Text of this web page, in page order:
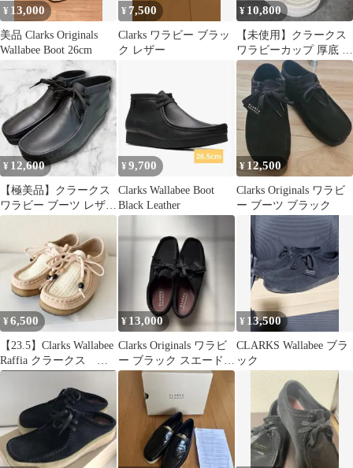
¥ 13,000
美品 Clarks Originals
Wallabee Boot 26cm
¥ 7,500
Clarks ワラビー ブラッ
ク レザー
¥ 10,800
【未使用】クラークス
ワラビーカップ 厚底 ホ
ワイトヌバック UK7 白
¥ 12,600
【極美品】クラークス
ワラビー ブーツ レザー
ブラック 黒 28 UK10
¥9,700
Clarks Wallabee Boot
Black Leather
¥ 12,500
Clarks Originals ワラビ
ー ブーツ ブラック
¥6,500
【23.5】Clarks Wallabee
Raffia クラークス ワ
ラビー
¥ 13,000
Clarks Originals ワラビ
ー ブラック スエード
24センチ
¥ 13,500
CLARKS Wallabee ブラ
ック